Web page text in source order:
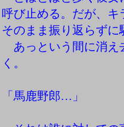
呼び止める。だが、
そのまま振り返らず
あっという間に消え
く。
「馬鹿野郎…」